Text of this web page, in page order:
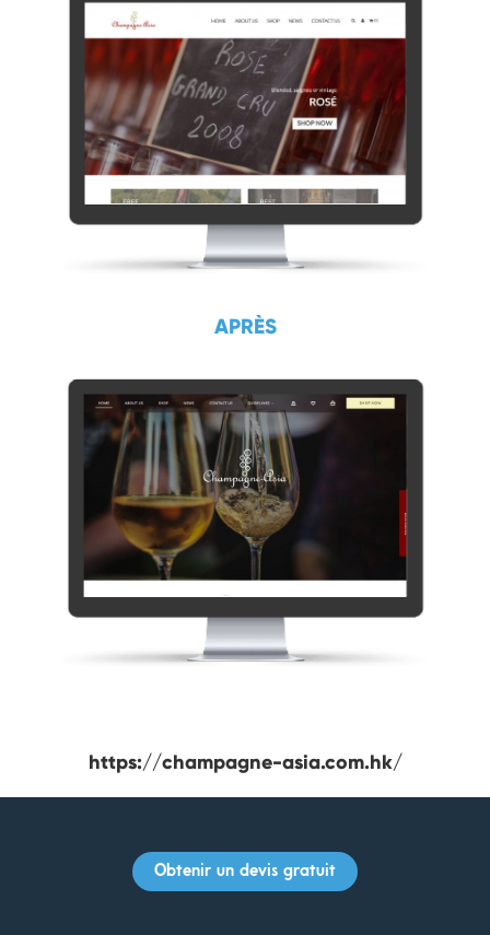
APRÈS
https://champagne-asia.com.hk/
Obtenir un devis gratuit